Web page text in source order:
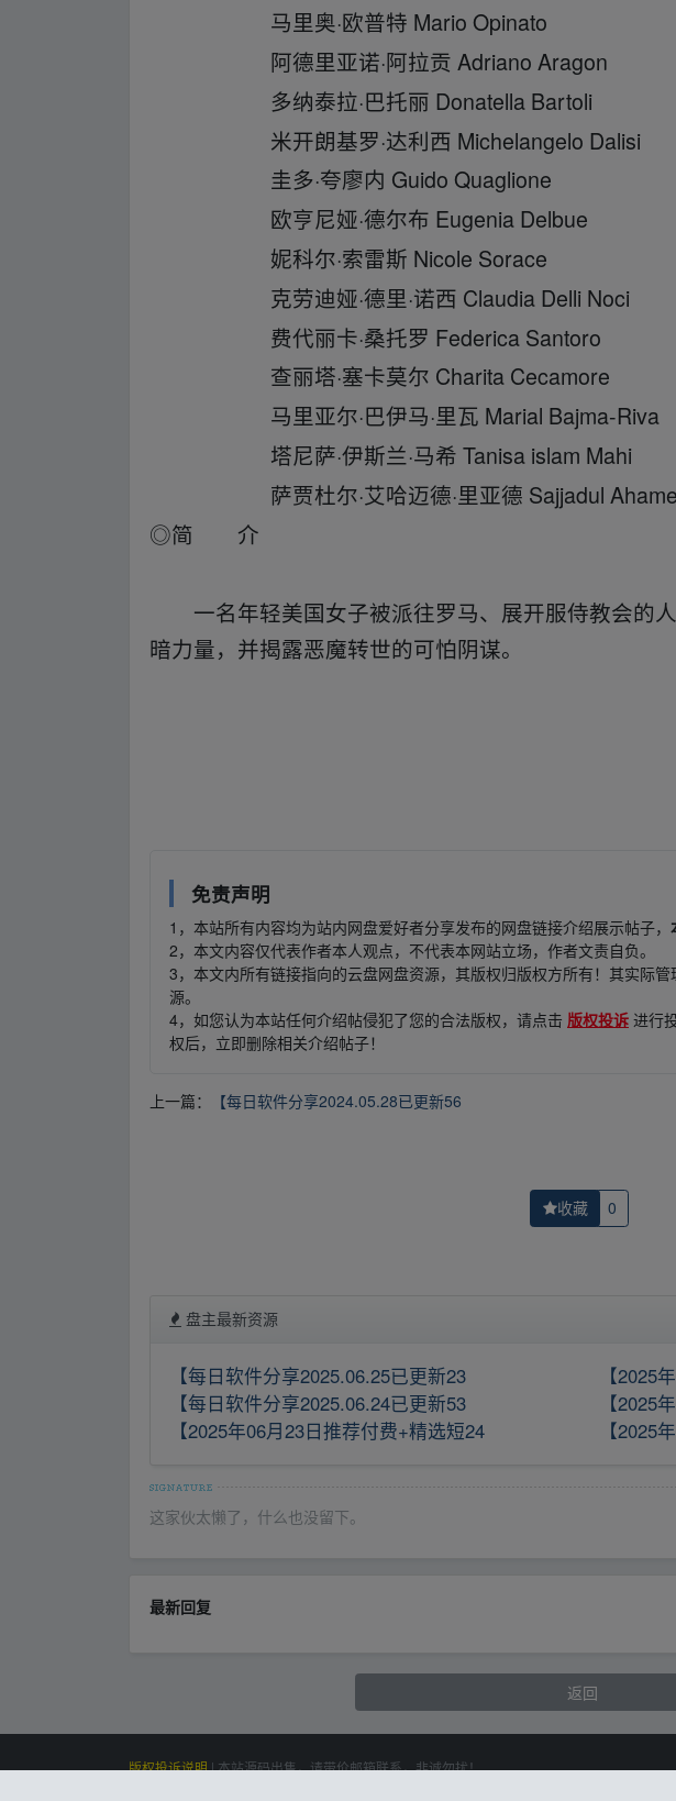
马里奥·欧普特 Mario Opinato
阿德里亚诺·阿拉贡 Adriano Aragon
多纳泰拉·巴托丽 Donatella Bartoli
米开朗基罗·达利西 Michelangelo Dalisi
圭多·夸廖内 Guido Quaglione
欧亨尼娅·德尔布 Eugenia Delbue
妮科尔·索雷斯 Nicole Sorace
克劳迪娅·德里·诺西 Claudia Delli Noci
费代丽卡·桑托罗 Federica Santoro
查丽塔·塞卡莫尔 Charita Cecamore
马里亚尔·巴伊马·里瓦 Marial Bajma-Riva
塔尼萨·伊斯兰·马希 Tanisa islam Mahi
萨贾杜尔·艾哈迈德·里亚德 Sajjadul
◎简 介
一名年轻美国女子被派往罗马、展开服侍教会的
暗力量，并揭露恶魔转世的可怕阴谋。
免责声明
1，本站所有内容均为站内网盘爱好者分享发布的网盘链接介绍展示帖子，
2，本文内容仅代表作者本人观点，不代表本网站立场，作者文责自负。
3，本文内所有链接指向的云盘网盘资源，其版权归版权方所有！其实际
源。
4，如您认为本站任何介绍帖侵犯了您的合法版权，请点击 版权投诉 进行
权后，立即删除相关介绍帖子！
上一篇： 【每日软件分享2024.05.28已更新56
收藏 0
盘主最新资源
【每日软件分享2025.06.25已更新23
【2025
【每日软件分享2025.06.24已更新53
【2025
【2025年06月23日推荐付费+精选短24
【2025
这家伙太懒了，什么也没留下。
最新回复
返回
版权投诉说明|本站源码出售，请带价邮箱联系，非诚勿扰！